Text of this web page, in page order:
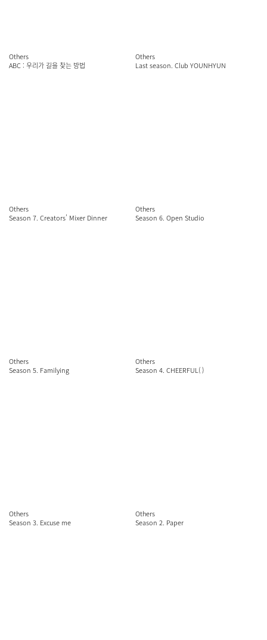
Others
ABC : 우리가 길을 찾는 방법
Others
Last season. Club YOUNHYUN
Others
Season 7. Creators’ Mixer Dinner
Others
Season 6. Open Studio
Others
Season 5. Familying
Others
Season 4. CHEERFUL( )
Others
Season 3. Excuse me
Others
Season 2. Paper